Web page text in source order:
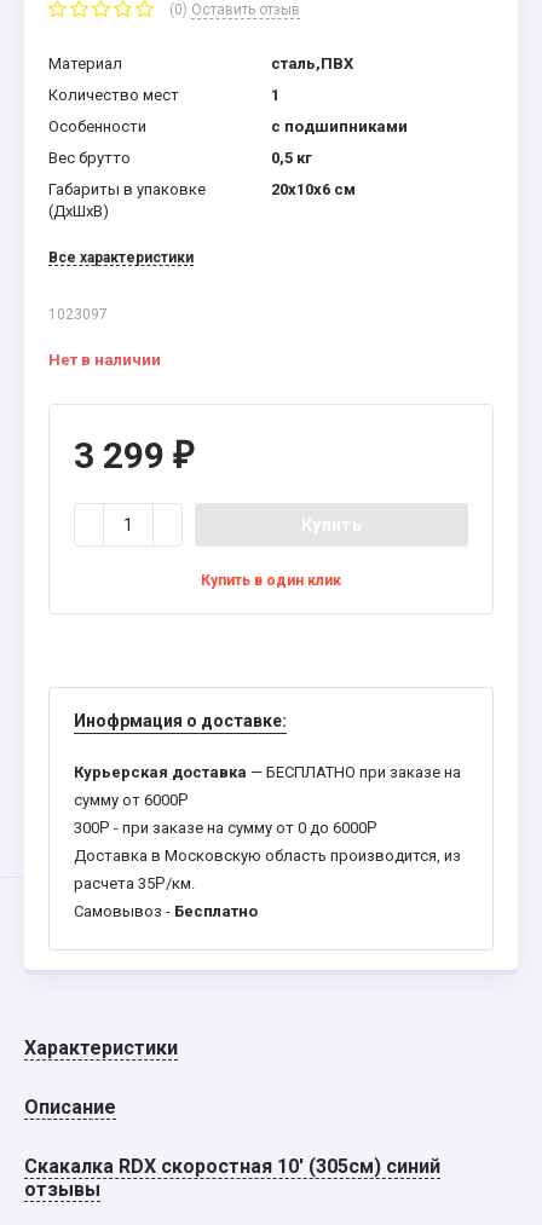
(0) Оставить отзыв
Материал
сталь,ПВХ
Количество мест
1
Особенности
с подшипниками
Вес брутто
0,5 кг
Габариты в упаковке
(ДхШхВ)
20x10x6 см
Все характеристики
1023097
Нет в наличии
3 299 ₽
Купить
Купить в один клик
Инофрмация о доставке:
Курьерская доставка — БЕСПЛАТНО при заказе на
сумму от 6000Р
300Р - при заказе на сумму от 0 до 6000Р
Доставка в Московскую область производится, из
расчета 35Р/км.
Самовывоз - Бесплатно
Характеристики
Описание
Скакалка RDX скоростная 10' (305см) синий
отзывы